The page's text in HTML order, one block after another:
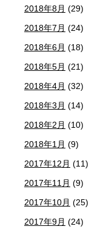
2018年8月 (29)
2018年7月 (24)
2018年6月 (18)
2018年5月 (21)
2018年4月 (32)
2018年3月 (14)
2018年2月 (10)
2018年1月 (9)
2017年12月 (11)
2017年11月 (9)
2017年10月 (25)
2017年9月 (24)